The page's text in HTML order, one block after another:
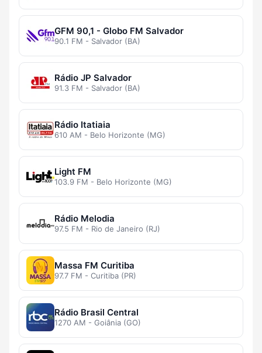
GFM 90,1 - Globo FM Salvador
90.1 FM - Salvador (BA)
Rádio JP Salvador
91.3 FM - Salvador (BA)
Rádio Itatiaia
610 AM - Belo Horizonte (MG)
Light FM
103.9 FM - Belo Horizonte (MG)
Rádio Melodia
97.5 FM - Rio de Janeiro (RJ)
Massa FM Curitiba
97.7 FM - Curitiba (PR)
Rádio Brasil Central
1270 AM - Goiânia (GO)